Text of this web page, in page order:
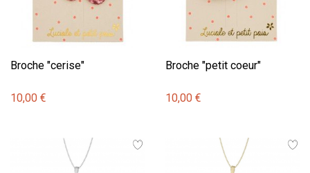
Broche "cerise"
10,00 €
Broche "petit coeur"
10,00 €